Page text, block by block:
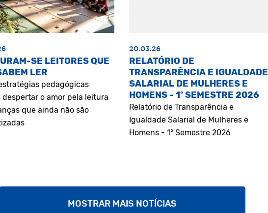
SE LEITORES QUE
LER
pedagógicas
despertar o amor pela leitura
que ainda não são
20.03.26
RELATÓRIO DE
TRANSPARÊNCIA E IGUALDADE
SALARIAL DE MULHERES E
HOMENS - 1º SEMESTRE 2026
Relatório de Transparência e
Igualdade Salarial de Mulheres e
Homens - 1º Semestre 2026
MOSTRAR MAIS NOTÍCIAS